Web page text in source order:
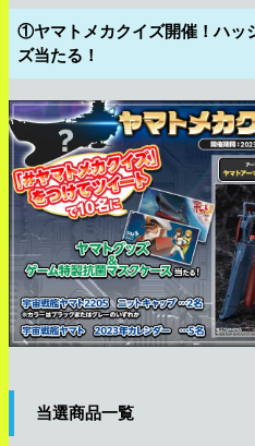
①ヤマトメカクイズ開催！ハッ
ズ当たる！
当選商品一覧